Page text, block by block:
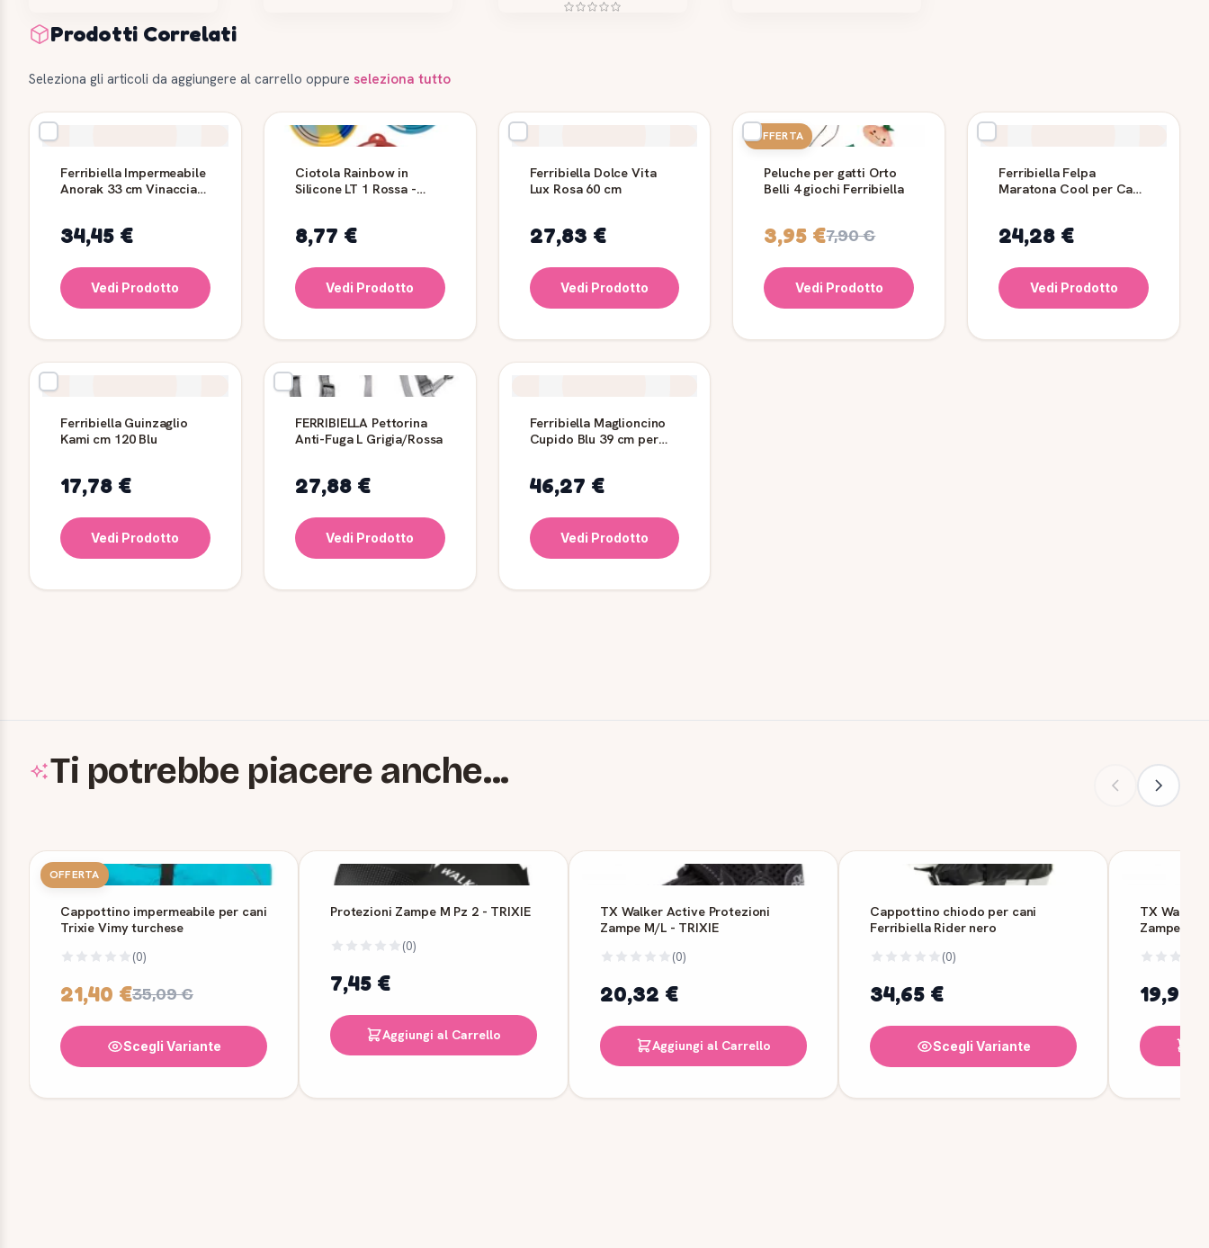
Prodotti Correlati
Seleziona gli articoli da aggiungere al carrello oppure seleziona tutto
Ferribiella Impermeabile
Anorak 33 cm Vinaccia
34,45 €
Vedi Prodotto
Ciotola Rainbow in
Silicone LT 1 Rossa -
8,77 €
Vedi Prodotto
Ferribiella Dolce Vita
Lux Rosa 60 cm
27,83 €
Vedi Prodotto
OFFERTA
Peluche per gatti Orto
Belli 4 giochi Ferribiella
3,95 €7,90 €
Vedi Prodotto
Ferribiella Felpa
Maratona Cool per Cani,
24,28 €
Vedi Prodotto
Ferribiella Guinzaglio
Kami cm 120 Blu
17,78 €
Vedi Prodotto
FERRIBIELLA Pettorina
Anti-Fuga L Grigia/Rossa
27,88 €
Vedi Prodotto
Ferribiella Maglioncino
Cupido Blu 39 cm per
46,27 €
Vedi Prodotto
Ti potrebbe piacere anche...
OFFERTA
Cappottino impermeabile per cani
Trixie Vimy turchese
(0)
21,40 €35,09 €
Scegli Variante
Protezioni Zampe M Pz 2 - TRIXIE
(0)
7,45 €
Aggiungi al Carrello
TX Walker Active Protezioni
Zampe M/L - TRIXIE
(0)
20,32 €
Aggiungi al Carrello
Cappottino chiodo per cani
Ferribiella Rider nero
(0)
34,65 €
Scegli Variante
TX Walker
Zampe
19,90